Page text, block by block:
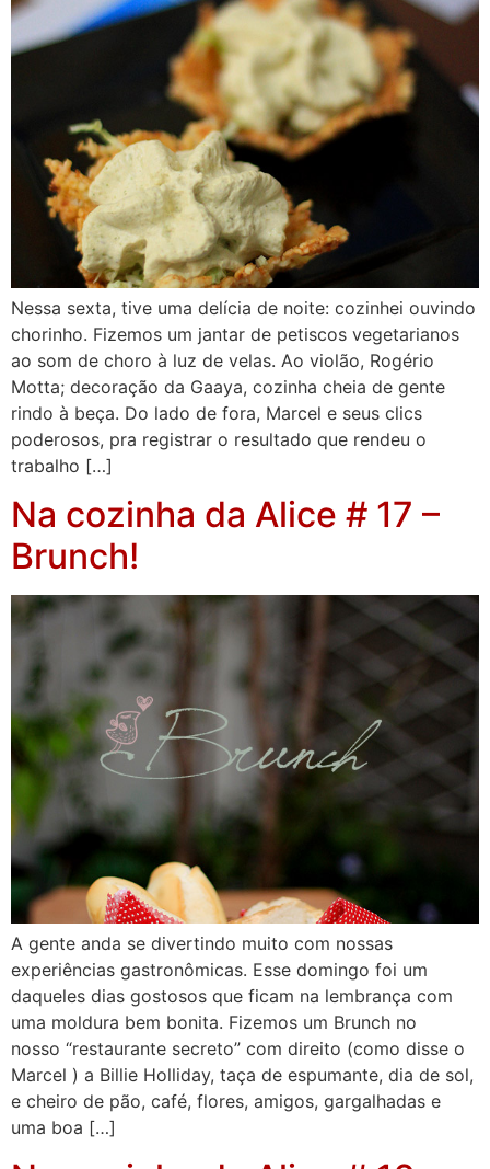
Nessa sexta, tive uma delícia de noite: cozinhei ouvindo
chorinho. Fizemos um jantar de petiscos vegetarianos
ao som de choro à luz de velas. Ao violão, Rogério
Motta; decoração da Gaaya, cozinha cheia de gente
rindo à beça. Do lado de fora, Marcel e seus clics
poderosos, pra registrar o resultado que rendeu o
trabalho […]
Na cozinha da Alice # 17 –
Brunch!
A gente anda se divertindo muito com nossas
experiências gastronômicas. Esse domingo foi um
daqueles dias gostosos que ficam na lembrança com
uma moldura bem bonita. Fizemos um Brunch no
nosso “restaurante secreto” com direito (como disse o
Marcel ) a Billie Holliday, taça de espumante, dia de sol,
e cheiro de pão, café, flores, amigos, gargalhadas e
uma boa […]